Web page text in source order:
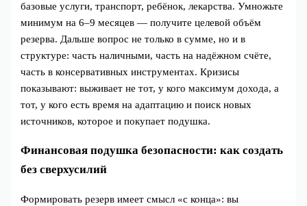
базовые услуги, транспорт, ребёнок, лекарства. Умножьте
минимум на 6–9 месяцев — получите целевой объём
резерва. Дальше вопрос не только в сумме, но и в
структуре: часть наличными, часть на надёжном счёте,
часть в консервативных инструментах. Кризисы
показывают: выживает не тот, у кого максимум дохода, а
тот, у кого есть время на адаптацию и поиск новых
источников, которое и покупает подушка.
Финансовая подушка безопасности: как создать
без сверхусилий
Формировать резерв имеет смысл «с конца»: вы